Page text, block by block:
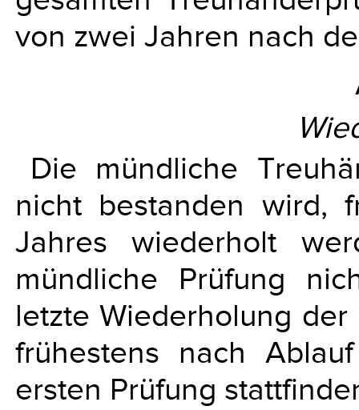
von zwei Jahren nach
Die mündliche
nicht bestanden wird,
Jahres wiederholt
mündliche Prüfung
letzte Wiederholung
frühestens nach
ersten Prüfung